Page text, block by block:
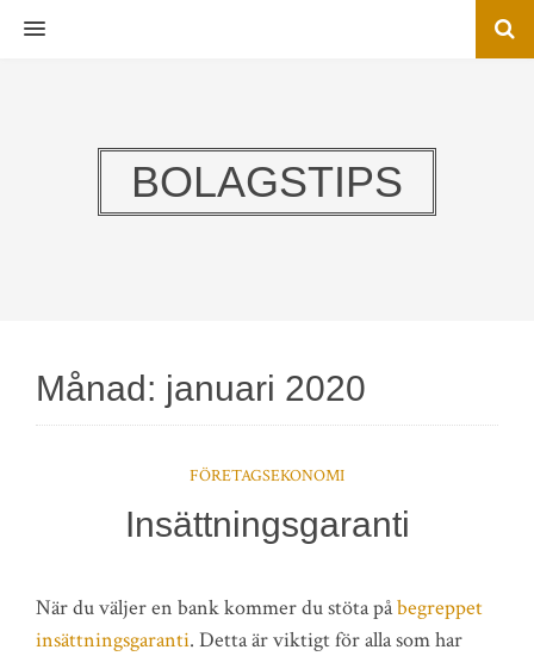
MENU
BOLAGSTIPS
Månad: januari 2020
FÖRETAGSEKONOMI
Insättningsgaranti
När du väljer en bank kommer du stöta påbegreppet
insättningsgaranti. Detta är viktigt för alla som har